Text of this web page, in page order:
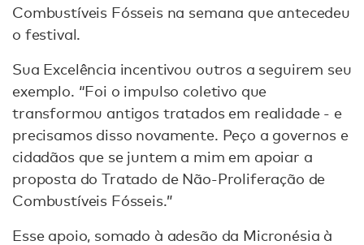
Combustíveis Fósseis na semana que antecedeu
o festival.
Sua Excelência incentivou outros a seguirem seu
exemplo. “Foi o impulso coletivo que
transformou antigos tratados em realidade - e
precisamos disso novamente. Peço a governos e
cidadãos que se juntem a mim em apoiar a
proposta do Tratado de Não-Proliferação de
Combustíveis Fósseis.”
Esse apoio, somado à adesão da Micronésia à